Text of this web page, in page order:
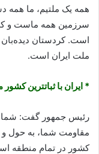
همه یک ملتیم، ما همه
سرزمین همه ماست و
است. کردستان
ملت ایران است.
* ایران با ثبات‎ترین کشور منطقه است
رئیس جمهور گفت: شما
مقاومت شما، به حول و
کشور در تمام منطقه